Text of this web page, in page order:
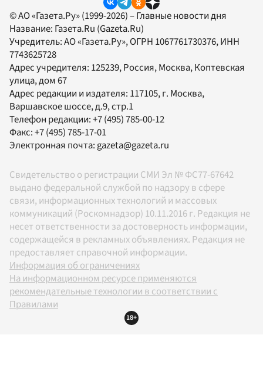
© АО «Газета.Ру» (1999-2026) – Главные новости дня
Название: Газета.Ru (Gazeta.Ru)
Учредитель:АО «Газета.Ру», ОГРН 1067761730376, ИНН
7743625728
Адрес учредителя: 125239, Россия, Москва, Коптевская
улица, дом 67
Адрес редакции и издателя: 117105, г. Москва,
Варшавское шоссе, д.9, стр.1
Телефон редакции:+7 (495) 785-00-12
Факс:+7 (495) 785-17-01
Электронная почта: gazeta@gazeta.ru
Свидетельство о регистрации СМИ Эл № ФС77-67642
выдано федеральной службой по надзору в сфере
связи, информационных технологий и массовых
коммуникаций (Роскомнадзор) 10.11.2016 г. Редакция не
несет ответственности за достоверность информации,
содержащейся в рекламных объявлениях. Редакция не
предоставляет справочной информации.
Информация об ограничениях
На информационном ресурсе применяются
рекомендательные технологии в соответствии с
Правилами
18+